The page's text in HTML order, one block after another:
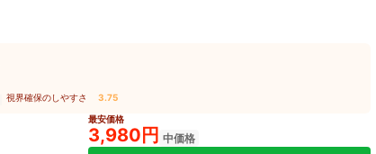
視界確保のしやすさ 3.75
最安価格
3,980円 中価格